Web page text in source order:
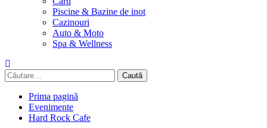
Piscine & Bazine de inot
Cazinouri
Auto & Moto
Spa & Wellness
Caută
după:
Prima pagină
Evenimente
Hard Rock Cafe